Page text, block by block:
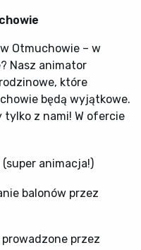
Otmuchowie – w
Nasz animator
które
będą wyjątkowe.
tylko z nami! W ofercie
animacja!)
balonów przez
przez